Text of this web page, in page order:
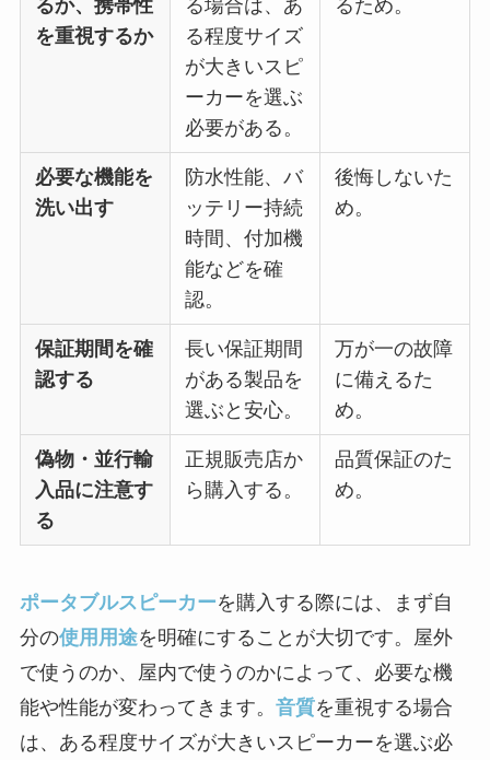
るか、携帯性
を重視するか
る場合は、あ
る程度サイズ
が大きいスピ
ーカーを選ぶ
必要がある。
るため。
必要な機能を
洗い出す
防水性能、バ
ッテリー持続
時間、付加機
能などを確
認。
後悔しないた
め。
保証期間を確
認する
長い保証期間
がある製品を
選ぶと安心。
万が一の故障
に備えるた
め。
偽物・並行輸
入品に注意す
る
正規販売店か
ら購入する。
品質保証のた
め。
ポータブルスピーカーを購入する際には、まず自
分の使用用途を明確にすることが大切です。屋外
で使うのか、屋内で使うのかによって、必要な機
能や性能が変わってきます。 音質を重視する場合
は、ある程度サイズが大きいスピーカーを選ぶ必